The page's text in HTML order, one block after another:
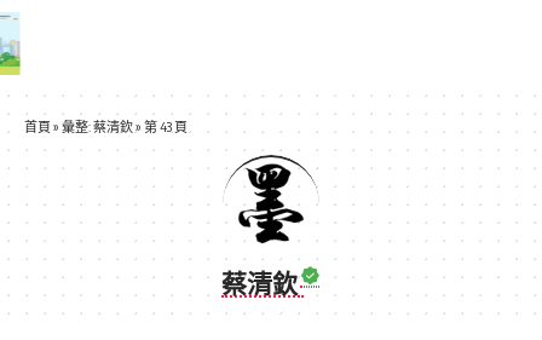
首頁 » 彙整: 蔡清欽» 第 43 頁
蔡清欽